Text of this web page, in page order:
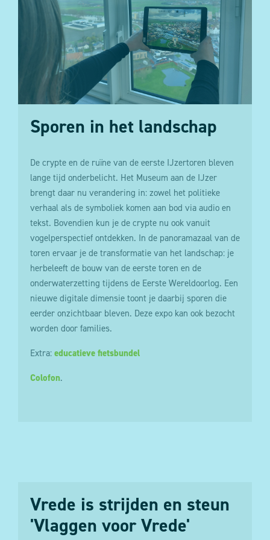
Sporen in het landschap
De crypte en de ruïne van de eerste IJzertoren bleven
lange tijd onderbelicht. Het Museum aan de IJzer
brengt daar nu verandering in: zowel het politieke
verhaal als de symboliek komen aan bod via audio en
tekst. Bovendien kun je de crypte nu ook vanuit
vogelperspectief ontdekken. In de panoramazaal van de
toren ervaar je de transformatie van het landschap: je
herbeleeft de bouw van de eerste toren en de
onderwaterzetting tijdens de Eerste Wereldoorlog. Een
nieuwe digitale dimensie toont je daarbij sporen die
eerder onzichtbaar bleven. Deze expo kan ook bezocht
worden door families.
Extra: educatieve fietsbundel
Colofon.
Vrede is strijden en steun
'Vlaggen voor Vrede'
passen via de cookie manager.